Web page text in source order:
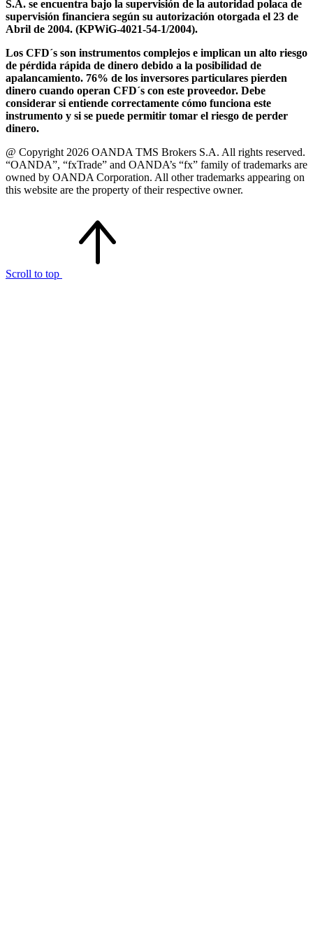
S.A. se encuentra bajo la supervisión de la autoridad polaca de
supervisión financiera según su autorización otorgada el 23 de
Abril de 2004. (KPWiG-4021-54-1/2004).
Los CFD´s son instrumentos complejos e implican un alto riesgo
de pérdida rápida de dinero debido a la posibilidad de
apalancamiento. 76% de los inversores particulares pierden
dinero cuando operan CFD´s con este proveedor. Debe
considerar si entiende correctamente cómo funciona este
instrumento y si se puede permitir tomar el riesgo de perder
dinero.
@ Copyright 2026 OANDA TMS Brokers S.A. All rights reserved.
“OANDA”, “fxTrade” and OANDA’s “fx” family of trademarks are
owned by OANDA Corporation. All other trademarks appearing on
this website are the property of their respective owner.
Scroll to top